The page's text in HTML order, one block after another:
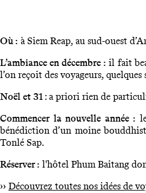
Où : à Siem Reap, au sud-ouest
L’ambiance en décembre : il fait
l’on reçoit des voyageurs,
Noël et 31 : a priori rien de
Commencer la nouvelle année :
bénédiction d’un moine
Tonlé Sap.
Réserver : l'hôtel Phum Baitang
›› Découvrez toutes nos idées de